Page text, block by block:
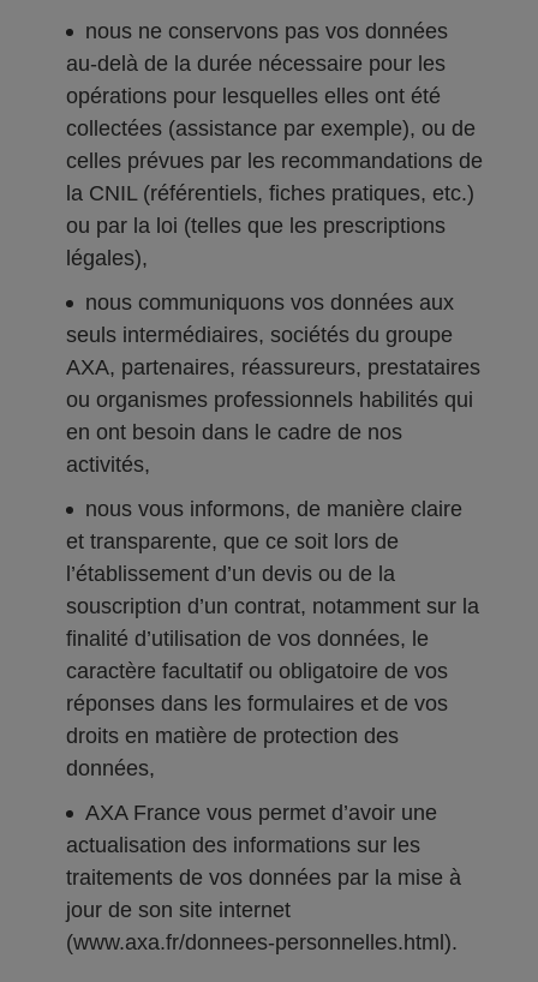
nous ne conservons pas vos données
au-delà de la durée nécessaire pour les
opérations pour lesquelles elles ont été
collectées (assistance par exemple), ou de
celles prévues par les recommandations de
la CNIL (référentiels, fiches pratiques, etc.)
ou par la loi (telles que les prescriptions
légales),
nous communiquons vos données aux
seuls intermédiaires, sociétés du groupe
AXA, partenaires, réassureurs, prestataires
ou organismes professionnels habilités qui
en ont besoin dans le cadre de nos
activités,
nous vous informons, de manière claire
et transparente, que ce soit lors de
l’établissement d’un devis ou de la
souscription d’un contrat, notamment sur la
finalité d’utilisation de vos données, le
caractère facultatif ou obligatoire de vos
réponses dans les formulaires et de vos
droits en matière de protection des
données,
AXA France vous permet d’avoir une
actualisation des informations sur les
traitements de vos données par la mise à
jour de son site internet
(www.axa.fr/donnees-personnelles.html).